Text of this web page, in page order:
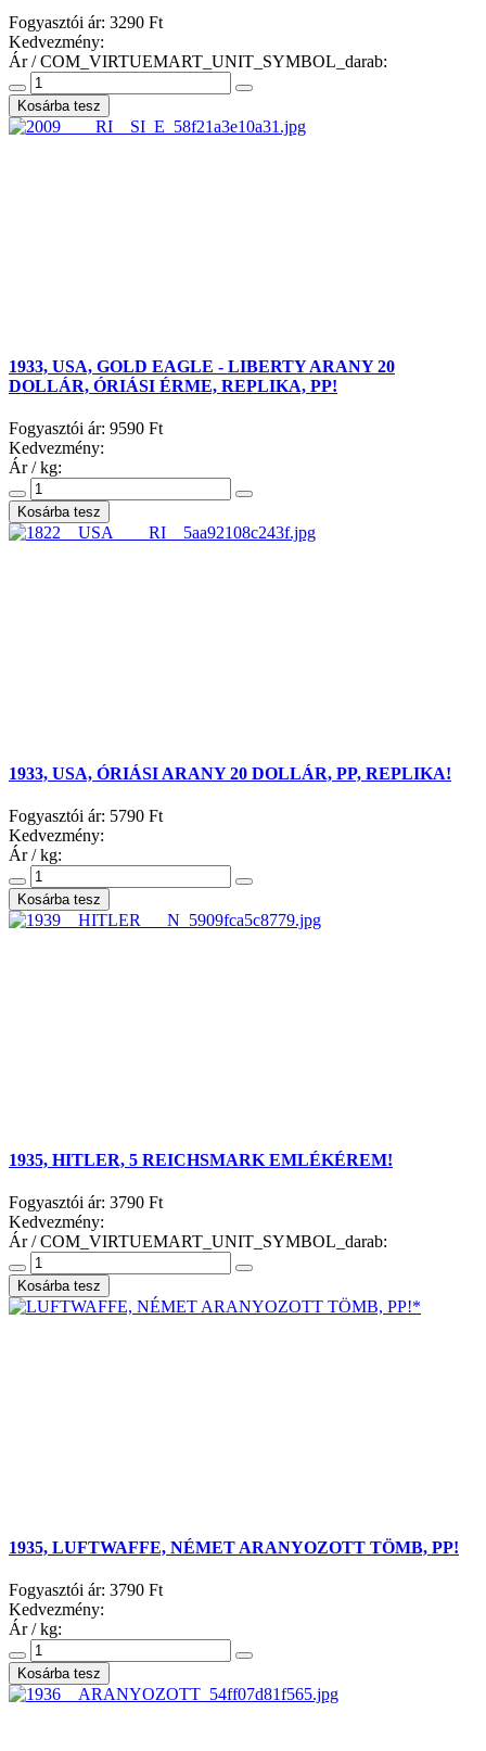
Fogyasztói ár: 3290 Ft
Kedvezmény:
Ár / COM_VIRTUEMART_UNIT_SYMBOL_darab:
1933, USA, GOLD EAGLE - LIBERTY ARANY 20
DOLLÁR, ÓRIÁSI ÉRME, REPLIKA, PP!
Fogyasztói ár: 9590 Ft
Kedvezmény:
Ár / kg:
1933, USA, ÓRIÁSI ARANY 20 DOLLÁR, PP, REPLIKA!
Fogyasztói ár: 5790 Ft
Kedvezmény:
Ár / kg:
1935, HITLER, 5 REICHSMARK EMLÉKÉREM!
Fogyasztói ár: 3790 Ft
Kedvezmény:
Ár / COM_VIRTUEMART_UNIT_SYMBOL_darab:
1935, LUFTWAFFE, NÉMET ARANYOZOTT TÖMB, PP!
Fogyasztói ár: 3790 Ft
Kedvezmény:
Ár / kg: